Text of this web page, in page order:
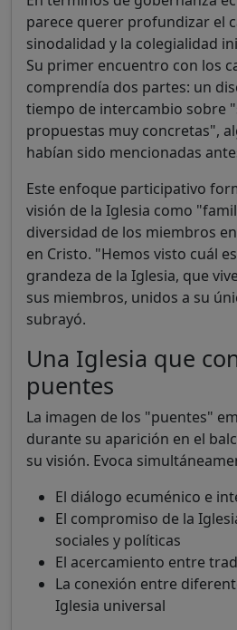
parece querer profundizar el
sinodalidad y la colegialidad
Su primer encuentro con los
comprendía dos partes: un
tiempo de intercambio sobre
propuestas muy concretas",
habían sido mencionadas
Este enfoque participativo
visión de la Iglesia como
diversidad de los miembros
en Cristo. "Hemos visto cuál
grandeza de la Iglesia, que
sus miembros, unidos a su
subrayó.
Una Iglesia que
puentes
La imagen de los "puentes"
durante su aparición en el
su visión. Evoca
El diálogo ecuménico e
El compromiso de la
sociales y políticas
El acercamiento entre
La conexión entre
Iglesia universal